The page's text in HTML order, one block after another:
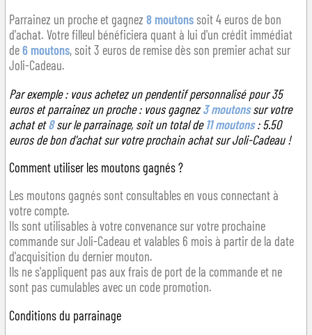
Parrainez un proche et gagnez 8 moutonssoit 4 euros de bon
d'achat. Votre filleul bénéficiera quant à lui d'un crédit immédiat
de6 moutons, soit 3 euros de remise dès son premier achat sur
Joli-Cadeau.
Par exemple : vous achetez un pendentif personnalisé pour 35
euros et parrainez un proche : vous gagnez3 moutonssur votre
achat et8sur le parrainage, soit un total de11 moutons: 5.50
euros de bon d'achat sur votre prochain achat sur Joli-Cadeau !
Comment utiliser les moutons gagnés ?
Les moutons gagnés sont consultables en vous connectant à
votre compte.
Ils sont utilisables à votre convenance sur votre prochaine
commande sur Joli-Cadeau et valables 6 mois à partir de la date
d'acquisition du dernier mouton.
Ils ne s'appliquent pas aux frais de port de la commande et ne
sont pas cumulables avec un code promotion.
Conditions du parrainage